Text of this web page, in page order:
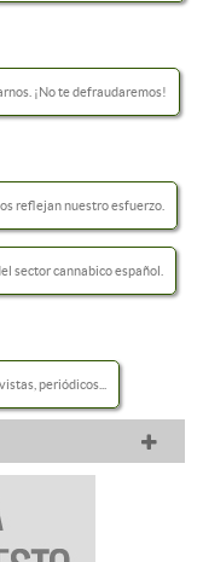
¡No te defraudaremos!
reflejan nuestro esfuerzo.
sector cannabico español.
periódicos...